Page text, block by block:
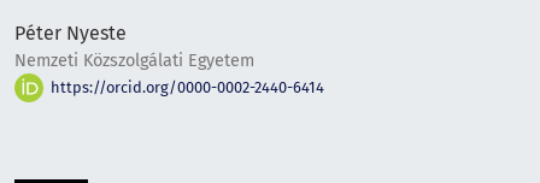
Péter Nyeste
Nemzeti Közszolgálati Egyetem
https://orcid.org/0000-0002-2440-6414